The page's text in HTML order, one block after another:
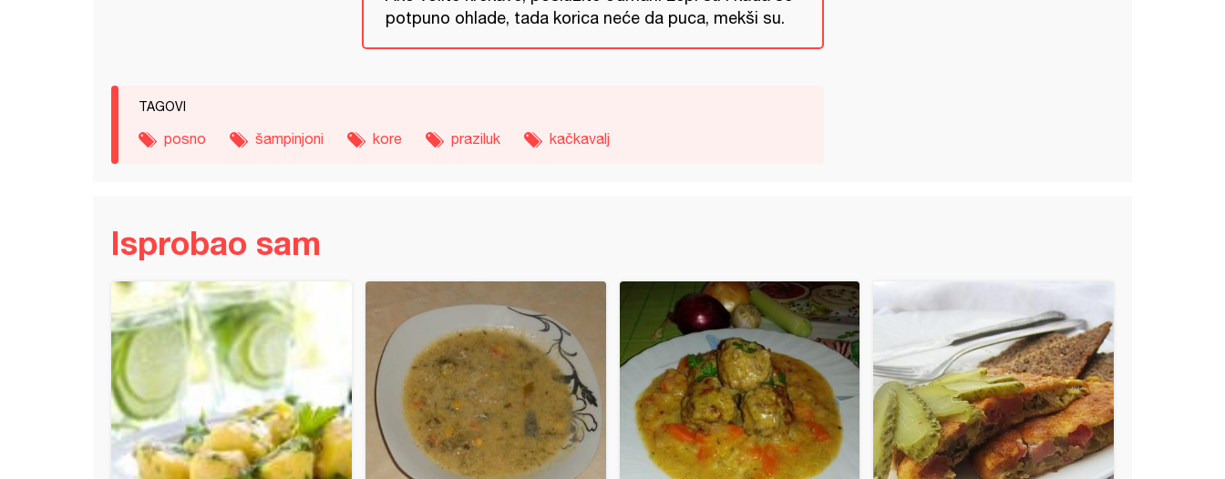
potpuno ohlade, tada korica neće da puca, mekši su.
TAGOVI
posno šampinjoni kore praziluk kačkavalj
Isprobao sam